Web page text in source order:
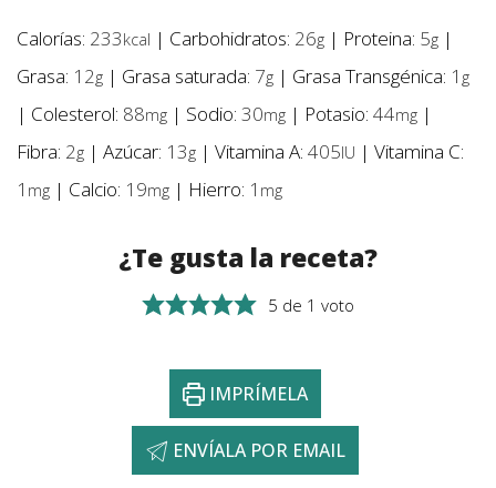
Calorías: 233kcal | Carbohidratos: 26g | Proteina: 5g |
Grasa: 12g | Grasa saturada: 7g | Grasa Transgénica: 1 g
| Colesterol: 88mg | Sodio: 30mg | Potasio: 44mg |
Fibra: 2g | Azúcar: 13g | Vitamina A: 405IU | Vitamina C:
1 mg | Calcio: 19mg | Hierro: 1 mg
¿Te gusta la receta?
5 de 1 voto
IMPRÍMELA
ENVÍALA POR EMAIL